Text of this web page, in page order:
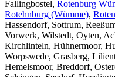
Fallingbostel, Rotenburg
Rotehnburg (Wümme),
Hassendorf, Sottrum,
Vorwerk, Wilstedt, Oyten,
Kirchlinteln, Hühnermoor,
Worpswede, Grasberg,
Hemelsmoor, Breddorf,